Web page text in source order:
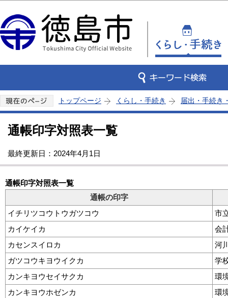
トップページ くらし・手続き 届出・手続き
通帳印字対照表一覧
最終更新日：2024年4月1日
通帳印字対照表一覧
通帳の印字
イチリツコウトウガツコウ
市
カイケイカ
会
カセンスイロカ
河
ガツコウキヨウイクカ
学
カンキヨウセイサクカ
環
カンキヨウホゼンカ
環